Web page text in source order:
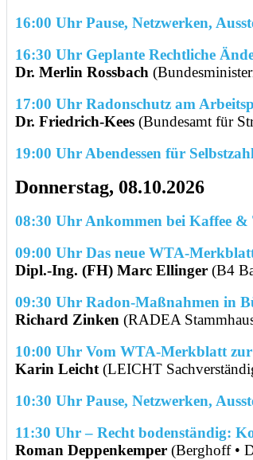
16:00 Uhr Pause, Netzwerken,
16:30 Uhr Geplante Rechtliche
Dr. Merlin Rossbach
17:00 Uhr Radonschutz am
Dr. Friedrich-Kees (Bundesamt für
19:00 Uhr Abendessen für
Donnerstag, 08.10.2026
08:30 Uhr Ankommen bei Kaffee &
09:00 Uhr Das neue WTA-
Dipl.-Ing. (FH) Marc Ellinger (B4
09:30 Uhr Radon-Maßnahmen in
Richard Zinken (RADEA
10:00 Uhr Vom WTA-Merkblatt
Karin Leicht (LEICHT
10:30 Uhr Pause, Netzwerken,
11:30 Uhr – Recht bodenständig:
Roman Deppenkemper (Berghoff •